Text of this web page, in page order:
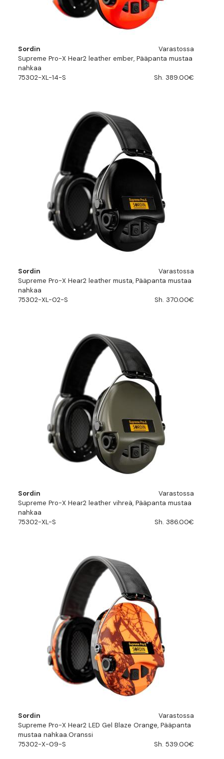
Sordin
Varastossa
Supreme Pro-X Hear2 leather ember, Pääpanta mustaa
nahkaa
75302-XL-14-S
Sh. 389.00€
Sordin
Varastossa
Supreme Pro-X Hear2 leather musta, Pääpanta mustaa
nahkaa
75302-XL-02-S
Sh. 370.00€
Sordin
Varastossa
Supreme Pro-X Hear2 leather vihreä, Pääpanta mustaa
nahkaa
75302-XL-S
Sh. 386.00€
Sordin
Varastossa
Supreme Pro-X Hear2 LED Gel Blaze Orange, Pääpanta
mustaa nahkaa.Oranssi
75302-X-09-S
Sh. 539.00€